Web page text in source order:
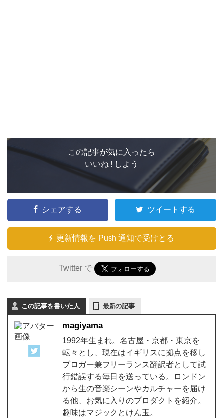
この記事が気に入ったら
いいね ! しよう
シェアする ツイートする
更新情報を Push 通知で受けとる
Twitter で
この記事を書いた人 最新の記事
magiyama
1992年生まれ。名古屋・京都・東京を
転々とし、現在はイギリスに拠点を移し
ブロガー兼フリーランス翻訳者として試
行錯誤する毎日を送っている。ロンドン
から生の音楽シーンやカルチャーを届け
る他、お気に入りのプロダクトを紹介。
趣味はマジックとけん玉。